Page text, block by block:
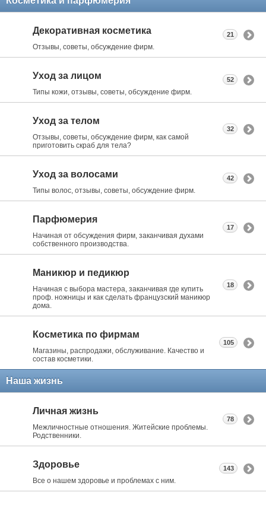
Декоративная косметика
Отзывы, советы, обсуждение фирм.
21
Уход за лицом
Типы кожи, отзывы, советы, обсуждение фирм.
52
Уход за телом
Отзывы, советы, обсуждение фирм, как самой
приготовить скраб для тела?
32
Уход за волосами
Типы волос, отзывы, советы, обсуждение фирм.
42
Парфюмерия
Начиная от обсуждения фирм, заканчивая духами
собственного производства.
17
Маникюр и педикюр
Начиная с выбора мастера, заканчивая где купить
проф. ножницы и как сделать французский маникюр
дома.
18
Косметика по фирмам
Магазины, распродажи, обслуживание. Качество и
состав косметики.
105
Наша жизнь
Личная жизнь
Межличностные отношения. Житейские проблемы.
Родственники.
78
Здоровье
Все о нашем здоровье и проблемах с ним.
143